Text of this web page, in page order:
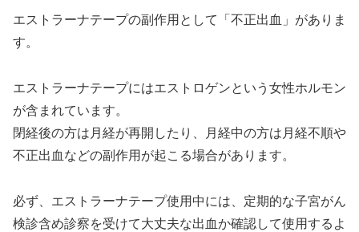
エストラーナテープの副作用として「不正出血」がありま
す。
エストラーナテープにはエストロゲンという女性ホルモン
が含まれています。
閉経後の方は月経が再開したり、月経中の方は月経不順や
不正出血などの副作用が起こる場合があります。
必ず、エストラーナテープ使用中には、定期的な子宮がん
検診含め診察を受けて大丈夫な出血か確認して使用するよ